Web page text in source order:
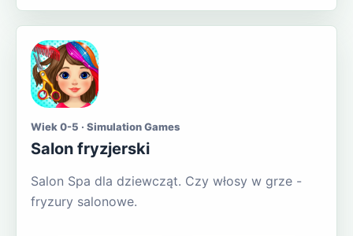
Wiek 0-5 · Simulation Games
Salon fryzjerski
Salon Spa dla dziewcząt. Czy włosy w grze -
fryzury salonowe.